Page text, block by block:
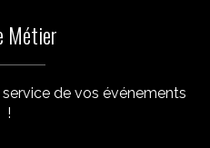
Métier
de vos événements
!